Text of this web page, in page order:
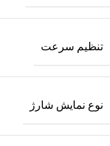
تنظیم سرعت
نوع نمایش شارژ